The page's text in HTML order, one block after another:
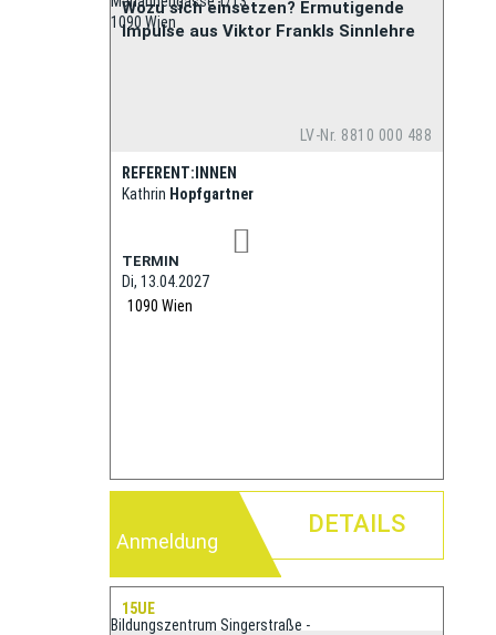
Wozu sich einsetzen? Ermutigende
Impulse aus Viktor Frankls Sinnlehre
LV-Nr. 8810 000 488
REFERENT:INNEN
Kathrin Hopfgartner
TERMIN
Di, 13.04.2027
1090 Wien
1090 Wien
Anmeldung
DETAILS
15UE
Bildungszentrum Singerstraße -